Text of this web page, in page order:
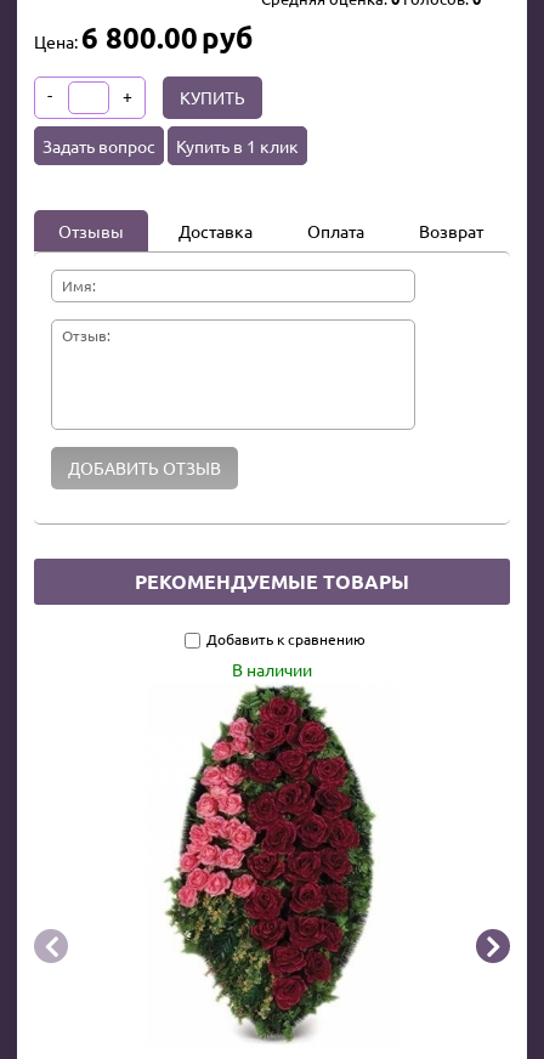
Цена: 6 800.00руб
- + КУПИТЬ
Задать вопрос Купить в 1 клик
Отзывы Доставка Оплата Возврат
Имя:
Отзыв:
РЕКОМЕНДУЕМЫЕ ТОВАРЫ
Добавить к сравнению
В наличии
 